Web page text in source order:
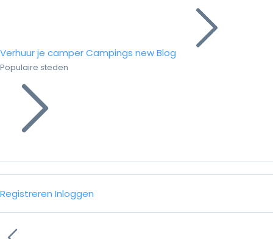
Verhuur je camperCampings newBlog
Populaire steden
Registreren Inloggen